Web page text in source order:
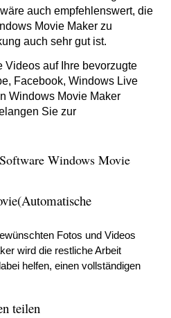
auch empfehlenswert, die
Movie Maker zu
auch sehr gut ist.
Videos auf Ihre bevorzugte
Facebook, Windows Live
Windows Movie Maker
Sie zur
Windows Movie
Fotos und Videos
wird die restliche Arbeit
helfen, einen vollständigen
teilen